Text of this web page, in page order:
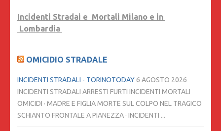
Incidenti Stradai e Mortali Milano e in
Lombardia
OMICIDIO STRADALE
INCIDENTI STRADALI - TORINOTODAY6 AGOSTO 2026
INCIDENTI STRADALI ARRESTI FURTI INCIDENTI MORTALI
OMICIDI · MADRE E FIGLIA MORTE SUL COLPO NEL TRAGICO
SCHIANTO FRONTALE A PIANEZZA · INCIDENTI ...